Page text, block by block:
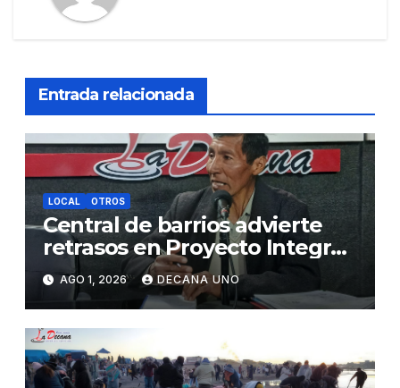
Entrada relacionada
LOCAL OTROS
Central de barrios advierte
retrasos en Proyecto Integral
de Agua y Alcantarillado para
Juliaca
AGO 1, 2026 DECANA UNO